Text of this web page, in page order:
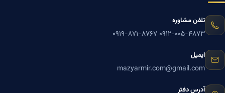
تلفن مشاوره
۰۹۱۲-۰۰۵-۴۸۷۳ ۰۹۱۹-۸۷۱-۸۷۶۷
ایمیل
mazyarmir.com@gmail.com
آدرس دفتر